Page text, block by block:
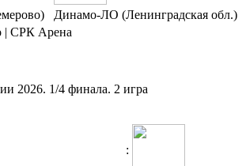
Динамо-ЛО (Ленинградская обл.)
| СРК Арена
2026. 1/4 финала. 2 игра
: